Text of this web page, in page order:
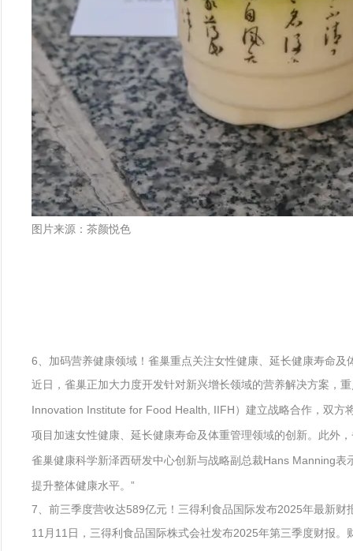
图片来源：茶颜悦色
6、加码营养健康领域！雀巢重点关注女性健康、延长健康寿命及
近日，雀巢正加大力度开发针对新兴增长领域的营养解决方案，
Innovation Institute for Food Health, IIFH）建立战略合作，双方
项目加速女性健康、延长健康寿命及体重管理领域的创新。此外
雀巢健康科学新泽西研发中心创新与战略副总裁Hans Manning
提升整体健康水平。”
7、前三季度营收达589亿元！三得利食品国际发布2025年最新财
11月11日，三得利食品国际株式会社发布2025年第三季度财报